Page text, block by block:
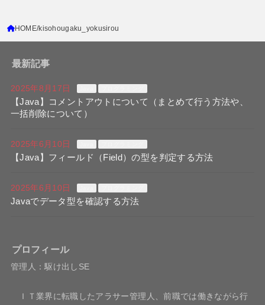
HOME kisohougaku_yokusirou
最新記事
2025年8月17日
【Java】コメントアウトについて（まとめて行う方法や、
一括削除について）
2025年6月10日
【Java】フィールド（Field）の型を判定する方法
2025年6月10日
Javaでデータ型を確認する方法
プロフィール
管理人：駆け出しSE
ＩＴ業界に転職したアラサー管理人、前職では働きながら行